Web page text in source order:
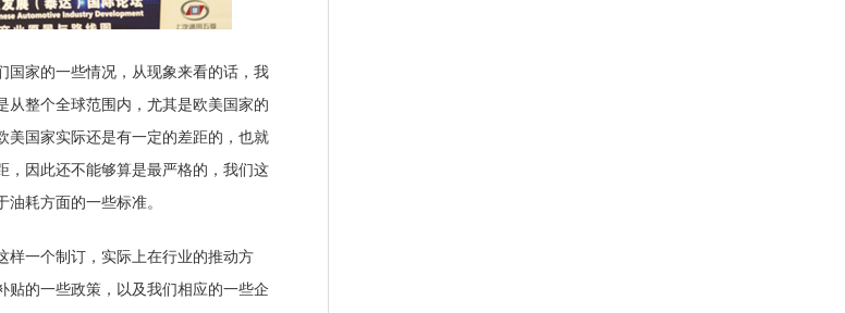
家的一些情况，从现象来看的话，我
从整个全球范围内，尤其是欧美国家的
美国家实际还是有一定的差距的，也就
，因此还不能够算是最严格的，我们这
耗方面的一些标准。
一个制订，实际上在行业的推动方
贴的一些政策，以及我们相应的一些企